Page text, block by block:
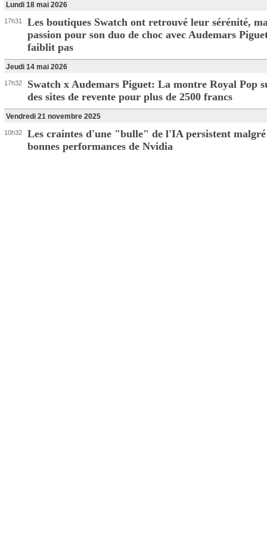
Lundi 18 mai 2026
17h31
Les boutiques Swatch ont retrouvé leur sérénité,
passion pour son duo de choc avec Audemars
faiblit pas
Jeudi 14 mai 2026
17h32
Swatch x Audemars Piguet: La montre Royal Pop
des sites de revente pour plus de 2500 francs
Vendredi 21 novembre 2025
10h32
Les craintes d'une "bulle" de l'IA persistent malgré
bonnes performances de Nvidia